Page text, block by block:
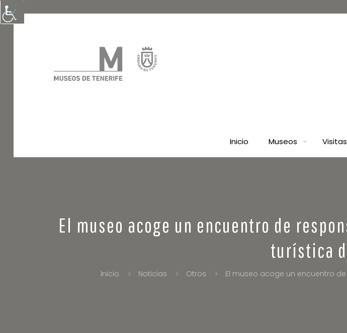
Inicio Museos Visitas
El museo acoge un encuentro de
turística
Inicio Noticias Otros El museo acoge un encuentro